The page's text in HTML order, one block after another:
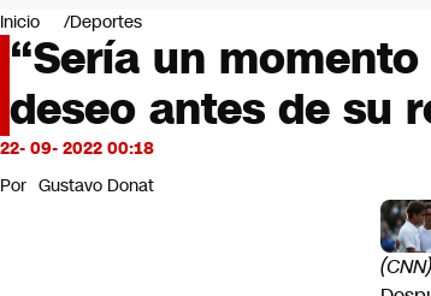
Mundo
Negocios
Deportes
Programas completos
Cultura
Servicios
Bits
CNN Data
Inicio Deportes
“Sería un
deseo antes de su
22- 09- 2022 00:18
Por Gustavo Donat